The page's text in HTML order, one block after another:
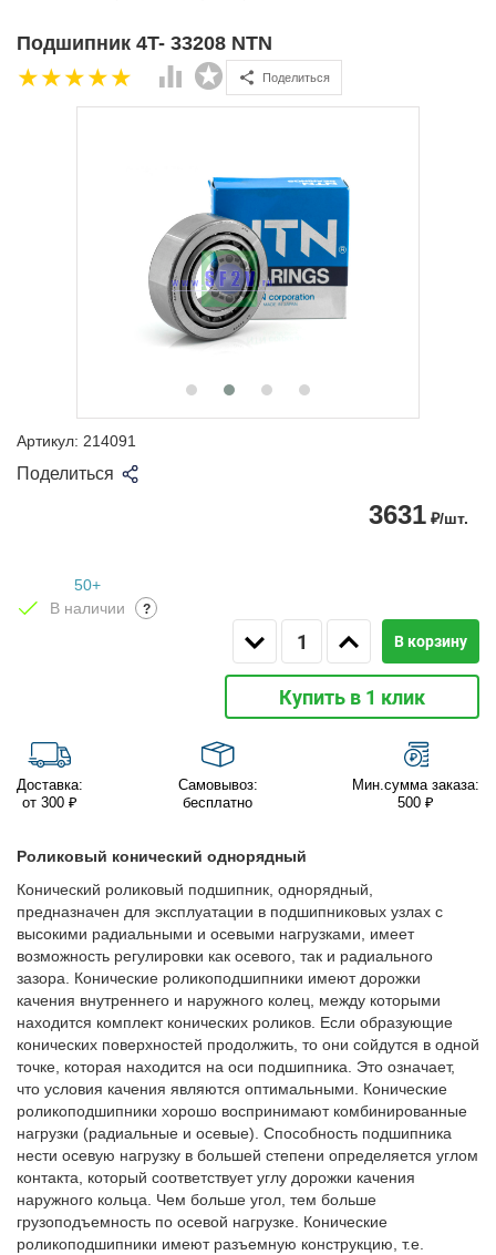
Подшипник 4T- 33208 NTN
Поделиться
Артикул: 214091
Поделиться
3631 ₽/шт.
50+
В наличии
?
В корзину
Купить в 1 клик
Доставка:
от 300 ₽
Самовывоз:
бесплатно
Мин.сумма заказа:
500 ₽
Роликовый конический однорядный
Конический роликовый подшипник, однорядный,
предназначен для эксплуатации в подшипниковых узлах с
высокими радиальными и осевыми нагрузками, имеет
возможность регулировки как осевого, так и радиального
зазора. Конические роликоподшипники имеют дорожки
качения внутреннего и наружного колец, между которыми
находится комплект конических роликов. Если образующие
конических поверхностей продолжить, то они сойдутся в одной
точке, которая находится на оси подшипника. Это означает,
что условия качения являются оптимальными. Конические
роликоподшипники хорошо воспринимают комбинированные
нагрузки (радиальные и осевые). Способность подшипника
нести осевую нагрузку в большей степени определяется углом
контакта, который соответствует углу дорожки качения
наружного кольца. Чем больше угол, тем больше
грузоподъемность по осевой нагрузке. Конические
роликоподшипники имеют разъемную конструкцию, т.е.